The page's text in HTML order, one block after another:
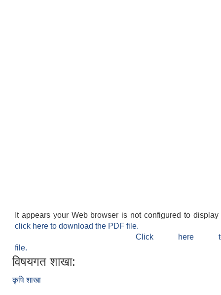
It appears your Web browser is not configured to
click here to download the PDF file.
Click here
file.
विषयगत शाखा:
कृषि शाखा